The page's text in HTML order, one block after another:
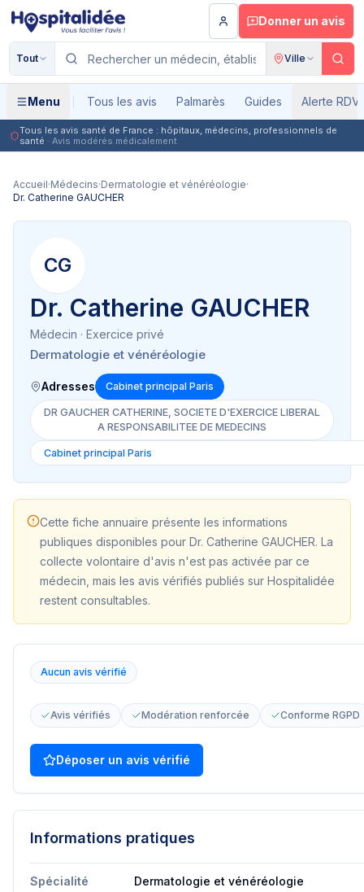
Aller au contenu principal
Donner un avis
Tout Ville
Menu Tous les avis Palmarès Guides Alerte RDV
Tous les avis santé de France : hôpitaux, médecins, professionnels de
santé · Avis modérés médicalement
Accueil·Médecins·Dermatologie et vénéréologie·
Dr. Catherine GAUCHER
CG
Dr. Catherine GAUCHER
Médecin · Exercice privé
Dermatologie et vénéréologie
Adresses Cabinet principal Paris
DR GAUCHER CATHERINE, SOCIETE D'EXERCICE LIBERAL
A RESPONSABILITEE DE MEDECINS
Cette fiche annuaire présente les informations
publiques disponibles pour Dr. Catherine GAUCHER. La
collecte volontaire d'avis n'est pas activée par ce
médecin, mais les avis vérifiés publiés sur Hospitalidée
restent consultables.
Aucun avis vérifié
Avis vérifiés Modération renforcée Conforme RGPD
Déposer un avis vérifié
Informations pratiques
Spécialité Dermatologie et vénéréologie